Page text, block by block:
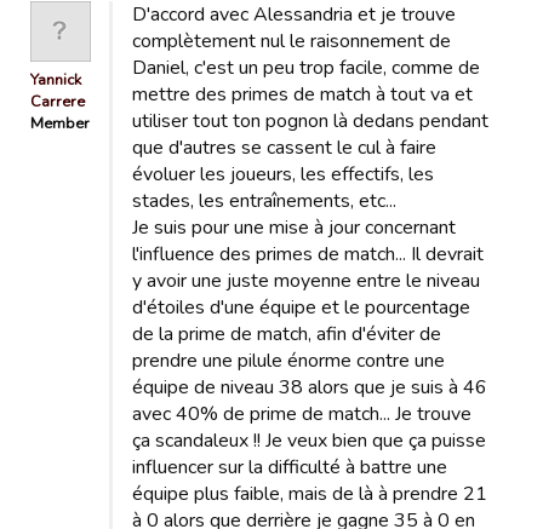
Yannick
Carrere
Member
D'accord avec Alessandria et je trouve
complètement nul le raisonnement de
Daniel, c'est un peu trop facile, comme de
mettre des primes de match à tout va et
utiliser tout ton pognon là dedans pendant
que d'autres se cassent le cul à faire
évoluer les joueurs, les effectifs, les
stades, les entraînements, etc...
Je suis pour une mise à jour concernant
l'influence des primes de match... Il devrait
y avoir une juste moyenne entre le niveau
d'étoiles d'une équipe et le pourcentage
de la prime de match, afin d'éviter de
prendre une pilule énorme contre une
équipe de niveau 38 alors que je suis à 46
avec 40% de prime de match... Je trouve
ça scandaleux !! Je veux bien que ça puisse
influencer sur la difficulté à battre une
équipe plus faible, mais de là à prendre 21
à 0 alors que derrière je gagne 35 à 0 en